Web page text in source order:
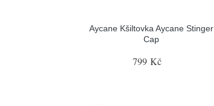
Aycane Kšiltovka Aycane Stinger
Cap
799 Kč